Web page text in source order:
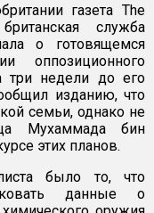
газета The
служба
о готовящемся
оппозиционного
три недели до его
изданию, что
семьи, однако не
Мухаммада бин
этих планов.
было то, что
данные о